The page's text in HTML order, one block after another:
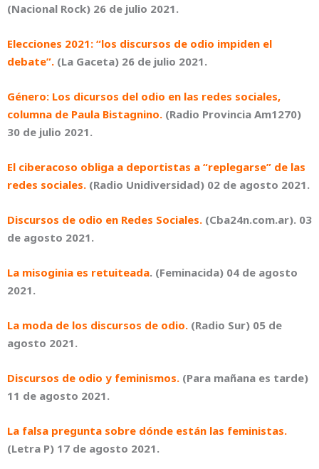
(Nacional Rock) 26 de julio 2021.
Elecciones 2021: “los discursos de odio impiden el
debate”. (La Gaceta) 26 de julio 2021.
Género: Los dicursos del odio en las redes sociales,
columna de Paula Bistagnino. (Radio Provincia Am1270)
30 de julio 2021.
El ciberacoso obliga a deportistas a “replegarse” de las
redes sociales. (Radio Unidiversidad) 02 de agosto 2021.
Discursos de odio en Redes Sociales. (Cba24n.com.ar). 03
de agosto 2021.
La misoginia es retuiteada. (Feminacida) 04 de agosto
2021.
La moda de los discursos de odio. (Radio Sur) 05 de
agosto 2021.
Discursos de odio y feminismos. (Para mañana es tarde)
11 de agosto 2021.
La falsa pregunta sobre dónde están las feministas.
(Letra P) 17 de agosto 2021.